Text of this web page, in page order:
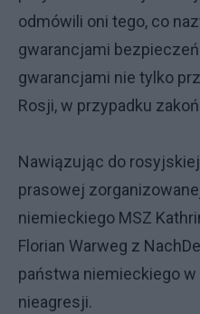
odmówili oni tego, co
gwarancjami
gwarancjami nie tylko
Rosji, w przypadku
Nawiązując do
prasowej
niemieckiego MSZ
Florian Warweg z
państwa niemieckiego
nieagresji.